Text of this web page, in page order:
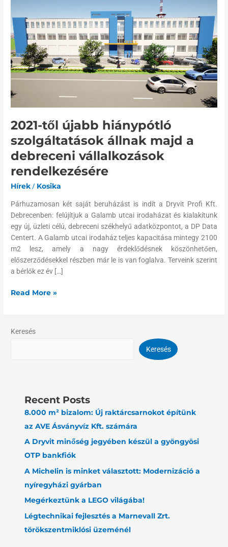
2021-től újabb hiánypótló
szolgáltatások állnak majd a
debreceni vállalkozások
rendelkezésére
Hírek / Kosika
Párhuzamosan két saját beruházást is indít a Dryvit Profi Kft.
Debrecenben: felújítjuk a Galamb utcai irodaházat és kialakítunk
egy új, üzleti célú, debreceni székhelyű adatközpontot, a DP Data
Centert. A Galamb utcai irodaház teljes kapacitása mintegy 2100
m2 lesz, amely a nagy érdeklődésnek köszönhetően,
előszerződésekkel részben már le is van foglalva. Terveink szerint
a bérlők ez év […]
újabb
hiánypótló
szolgáltatások
állnak
majd
a
vállalkozások
rendelkezésére
Read More »
Keresés
Keresés
Recent Posts
8.000 m² bizalom: Új raktárcsarnokot építünk
az AVE Ásványvíz Kft. számára
A Dryvit minőség jegyében készül a gyöngyösi
OTP bankfiók
A Michelin is minket választott: Modernizáció a
nyíregyházi gyárban
Megérkeztünk a LEGO világába!
Légtechnikai fejlesztés a Marnevall Zrt.
törökszentmiklósi üzeménél